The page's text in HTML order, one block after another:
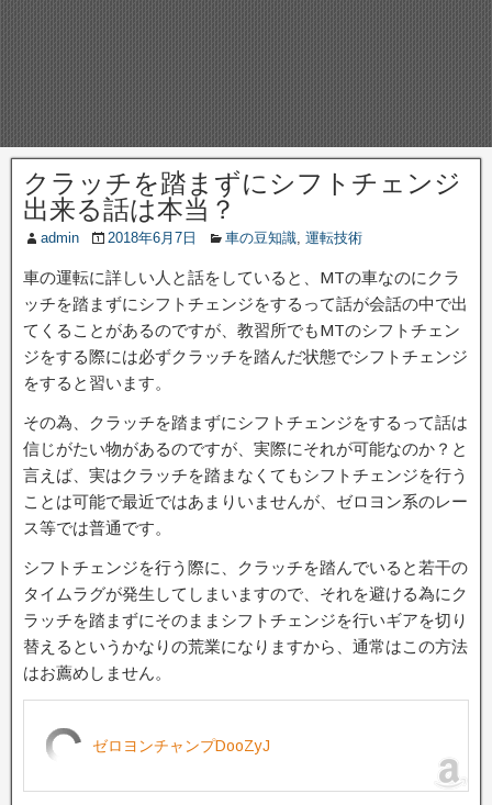
クラッチを踏まずにシフトチェンジ
出来る話は本当？
admin 2018年6月7日 車の豆知識, 運転技術
車の運転に詳しい人と話をしていると、MTの車なのにクラ
ッチを踏まずにシフトチェンジをするって話が会話の中で出
てくることがあるのですが、教習所でもMTのシフトチェン
ジをする際には必ずクラッチを踏んだ状態でシフトチェンジ
をすると習います。
その為、クラッチを踏まずにシフトチェンジをするって話は
信じがたい物があるのですが、実際にそれが可能なのか？と
言えば、実はクラッチを踏まなくてもシフトチェンジを行う
ことは可能で最近ではあまりいませんが、ゼロヨン系のレー
ス等では普通です。
シフトチェンジを行う際に、クラッチを踏んでいると若干の
タイムラグが発生してしまいますので、それを避ける為にク
ラッチを踏まずにそのままシフトチェンジを行いギアを切り
替えるというかなりの荒業になりますから、通常はこの方法
はお薦めしません。
ゼロヨンチャンプDooZyJ